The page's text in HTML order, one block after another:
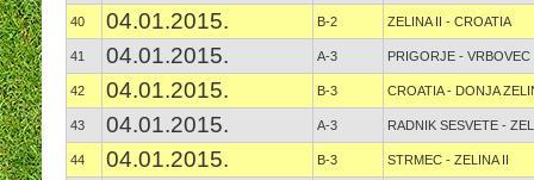
40 04.01.2015. B-2 ZELINA II - CROATIA
41 04.01.2015. A-3 PRIGORJE - VRBOVEC
42 04.01.2015. B-3 CROATIA - DONJA
43 04.01.2015. A-3 RADNIK SESVETE -
44 04.01.2015. B-3 STRMEC - ZELINA II